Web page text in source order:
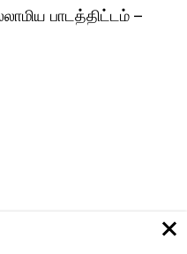
பாடத்திட்டம் –